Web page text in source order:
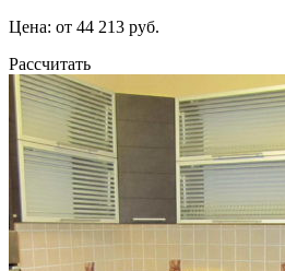
Цена: от 44 213 руб.
Рассчитать